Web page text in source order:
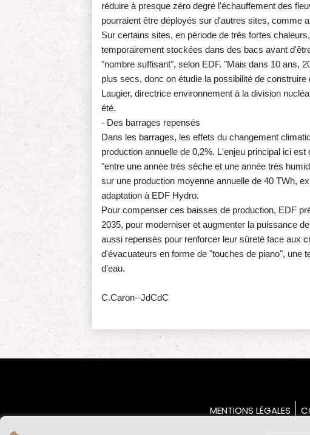
réduire à presque zéro degré l'échauffement des
pourraient être déployés sur d'autres sites, comme
Sur certains sites, en période de très fortes
temporairement stockées dans des bacs avant
"nombre suffisant", selon EDF. "Mais dans 10 ans,
plus secs, donc on étudie la possibilité de
Laugier, directrice environnement à la division
été.
- Des barrages repensés
Dans les barrages, les effets du changement
production annuelle de 0,2%. L'enjeu principal ici
"entre une année très sèche et une année très
sur une production moyenne annuelle de 40 TWh,
adaptation à EDF Hydro.
Pour compenser ces baisses de production, EDF
2035, pour moderniser et augmenter la puissance
aussi repensés pour renforcer leur sûreté face aux
d'évacuateurs en forme de "touches de piano", une
d'eau.
C.Caron--JdCdC
MENTIONS LÉGALES